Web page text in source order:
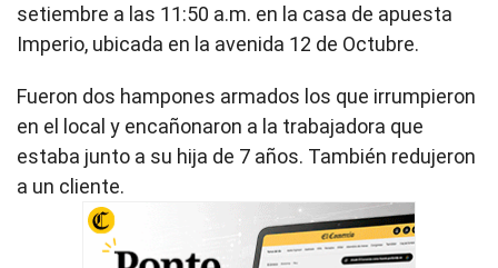
setiembre a las 11:50 a.m. en la casa de apuesta
Imperio, ubicada en la avenida 12 de Octubre.
Fueron dos hampones armados los que irrumpieron
en el local y encañonaron a la trabajadora que
estaba junto a su hija de 7 años. También redujeron
a un cliente.